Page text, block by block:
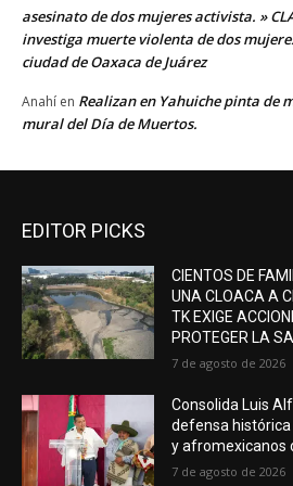
asesinato de dos mujeres activista. »
investiga muerte violenta de dos
ciudad de Oaxaca de Juárez
Anahí en Realizan en Yahuiche pinta de
mural del Día de Muertos.
EDITOR PICKS
CIENTOS DE
UNA CLOACA A
TK EXIGE
PROTEGER LA
7 de agosto de 2026
Consolida Luis
defensa histórica
y afromexicanos
7 de agosto de 2026